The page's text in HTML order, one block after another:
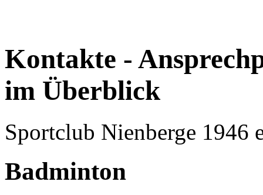
Kontakte -
im Überblick
Sportclub Nienberge 1946
Badminton